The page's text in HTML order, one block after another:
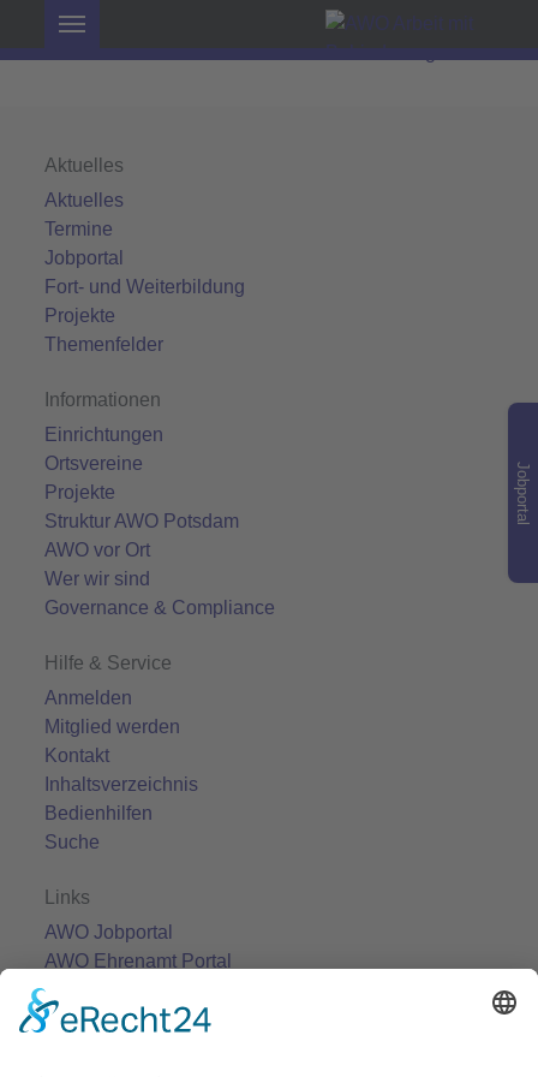
Aktuelles
Aktuelles
Termine
Jobportal
Fort- und Weiterbildung
Projekte
Themenfelder
Informationen
Einrichtungen
Ortsvereine
Projekte
Struktur AWO Potsdam
AWO vor Ort
Wer wir sind
Governance & Compliance
Hilfe & Service
Anmelden
Mitglied werden
Kontakt
Inhaltsverzeichnis
Bedienhilfen
Suche
Links
AWO Jobportal
AWO Ehrenamt Portal
AWO Schulgesundheitsfachkräfte
AWO Bundesverband
Jobportal